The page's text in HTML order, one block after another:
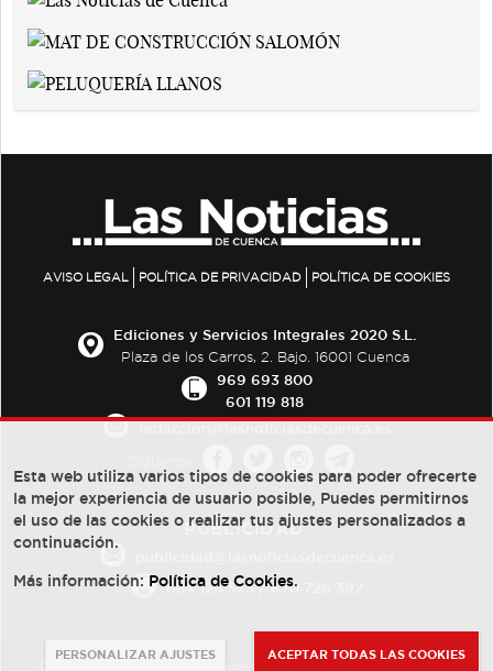
AVISO LEGAL POLÍTICA DE PRIVACIDAD POLÍTICA DE COOKIES
Ediciones y Servicios Integrales 2020 S.L.
Plaza de los Carros, 2. Bajo. 16001 Cuenca
969 693 800
601 119 818
PUBLICIDAD:
684 126 573/670 726 392
Esta web utiliza varios tipos de cookies para poder ofrecerte
la mejor experiencia de usuario posible, Puedes permitirnos
el uso de las cookies o realizar tus ajustes personalizados a
continuación.
Más información: Política de Cookies.
PERSONALIZAR AJUSTES ACEPTAR TODAS LAS COOKIES